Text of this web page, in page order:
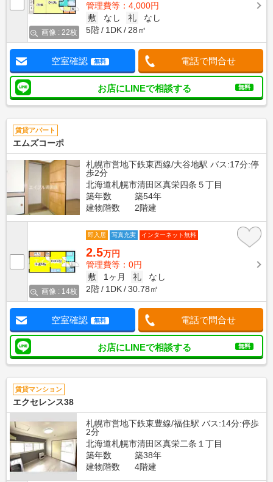
画像 : 22枚
管理費等：4,000円
敷
なし 礼
なし
5階
1DK 28㎡
空室確認 無料 電話で問合せ
お店にLINEで相談する 無料
賃貸アパート
エムズコーポ
札幌市営地下鉄東西線/大谷地駅 バス:17分:停
歩2分
北海道札幌市清田区真栄四条５丁目
築年数
築54年
建物階数
2階建
画像 : 14枚
即入居 写真充実 インターネット無料
2.5万円
管理費等：0円
敷
1ヶ月 礼
なし
2階
1DK 30.78㎡
空室確認 無料 電話で問合せ
お店にLINEで相談する 無料
賃貸マンション
エクセレンス38
札幌市営地下鉄東豊線/福住駅 バス:14分:停歩
2分
北海道札幌市清田区真栄二条１丁目
築年数
築38年
建物階数
4階建